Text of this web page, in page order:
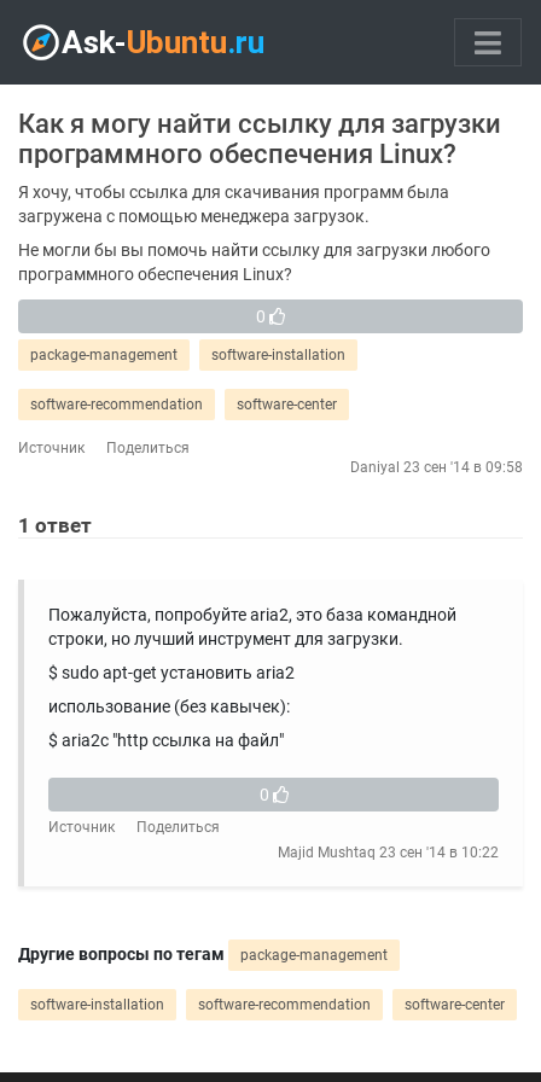
Как я могу найти ссылку для загрузки
программного обеспечения Linux?
Я хочу, чтобы ссылка для скачивания программ была
загружена с помощью менеджера загрузок.
Не могли бы вы помочь найти ссылку для загрузки любого
программного обеспечения Linux?
0
package-management software-installation
software-recommendation software-center
Источник
Поделиться
Daniyal 23 сен '14 в 09:58
1 ответ
Пожалуйста, попробуйте aria2, это база командной
строки, но лучший инструмент для загрузки.
$ sudo apt-get установить aria2
использование (без кавычек):
$ aria2c "http ссылка на файл"
0
Источник
Поделиться
Majid Mushtaq 23 сен '14 в 10:22
Другие вопросы по тегам package-management
software-installation software-recommendation software-center